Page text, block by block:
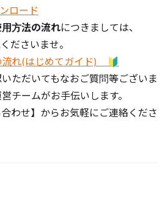
ロード
方法の流れにつきましては、
ださいませ。
流れ(はじめてガイド) 🔰
ただいてもなおご質問等ございま
チームがお手伝いします。
わせ】からお気軽にご連絡くださ